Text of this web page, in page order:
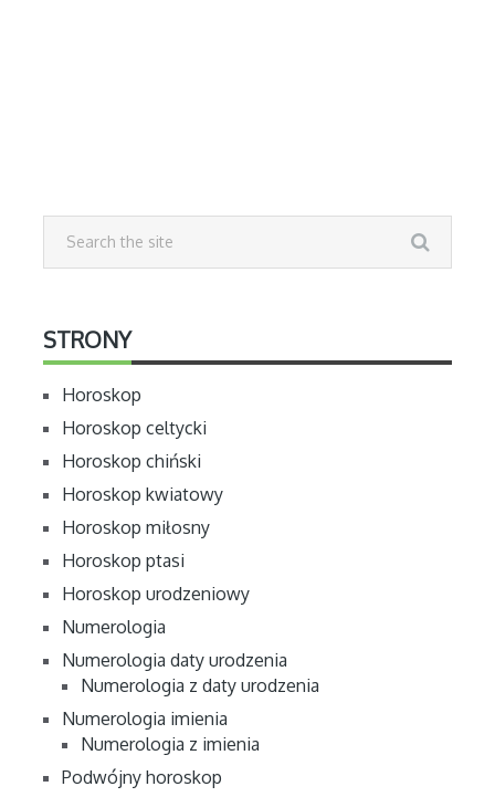
STRONY
Horoskop
Horoskop celtycki
Horoskop chiński
Horoskop kwiatowy
Horoskop miłosny
Horoskop ptasi
Horoskop urodzeniowy
Numerologia
Numerologia daty urodzenia
Numerologia z daty urodzenia
Numerologia imienia
Numerologia z imienia
Podwójny horoskop